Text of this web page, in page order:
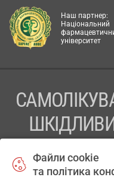
Наш партнер:
Національний
університет
Файли cookie
та політика